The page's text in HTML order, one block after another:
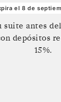
el 8 de
suite antes del
depósitos
15%.